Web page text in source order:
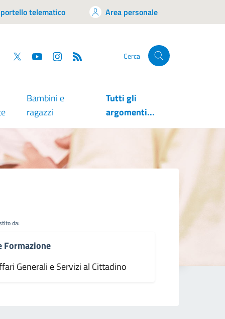
telematico Area personale
Facebook
Twitter YouTube Cerca
Bambini e
ragazzi
Tutti gli
argomenti...
da:
Formazione
Generali e Servizi al Cittadino